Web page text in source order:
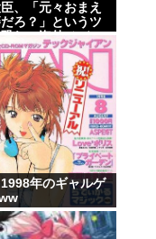
www
記事がこれ。どう
劣悪な環境に専
にもリスクが
うなもの」
兵か
グセンスしかな
、「元々おまえ
ろ？」というツ
れ、海外メディ
禁に
1998年のギャルゲ